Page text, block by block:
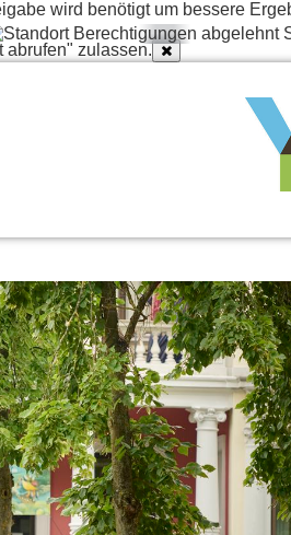
wird benötigt um bessere
abrufen" zulassen.